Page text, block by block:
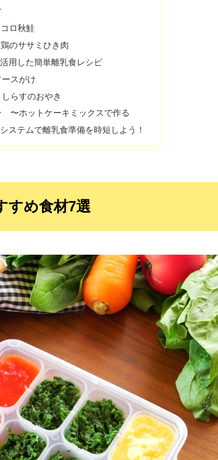
ロ秋鮭
のササミひき肉
用した簡単離乳食レシピ
スがけ
らすのおやき
〜ホットケーキミックスで作る
ステムで離乳食準備を時短しよう！
め食材7選